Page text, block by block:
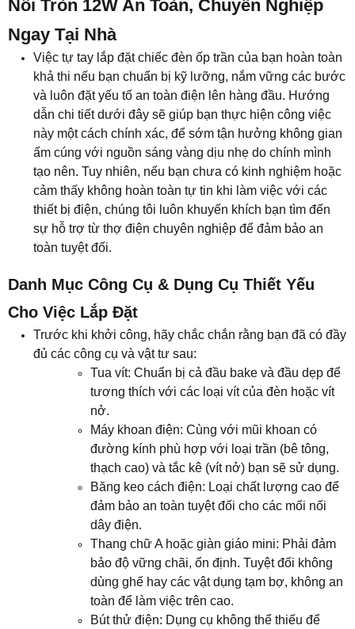
Nổi Tròn 12W An Toàn, Chuyên Nghiệp
Ngay Tại Nhà
Việc tự tay lắp đặt chiếc đèn ốp trần của bạn hoàn toàn
khả thi nếu bạn chuẩn bị kỹ lưỡng, nắm vững các bước
và luôn đặt yếu tố an toàn điện lên hàng đầu. Hướng
dẫn chi tiết dưới đây sẽ giúp bạn thực hiện công việc
này một cách chính xác, để sớm tận hưởng không gian
ấm cúng với nguồn sáng vàng dịu nhẹ do chính mình
tạo nên. Tuy nhiên, nếu bạn chưa có kinh nghiệm hoặc
cảm thấy không hoàn toàn tự tin khi làm việc với các
thiết bị điện, chúng tôi luôn khuyến khích bạn tìm đến
sự hỗ trợ từ thợ điện chuyên nghiệp để đảm bảo an
toàn tuyệt đối.
Danh Mục Công Cụ & Dụng Cụ Thiết Yếu
Cho Việc Lắp Đặt
Trước khi khởi công, hãy chắc chắn rằng bạn đã có đầy
đủ các công cụ và vật tư sau:
Tua vít: Chuẩn bị cả đầu bake và đầu dẹp để
tương thích với các loại vít của đèn hoặc vít
nở.
Máy khoan điện: Cùng với mũi khoan có
đường kính phù hợp với loại trần (bê tông,
thạch cao) và tắc kê (vít nở) bạn sẽ sử dụng.
Băng keo cách điện: Loại chất lượng cao để
đảm bảo an toàn tuyệt đối cho các mối nối
dây điện.
Thang chữ A hoặc giàn giáo mini: Phải đảm
bảo độ vững chãi, ổn định. Tuyệt đối không
dùng ghế hay các vật dụng tạm bợ, không an
toàn để làm việc trên cao.
Bút thử điện: Dụng cụ không thể thiếu để